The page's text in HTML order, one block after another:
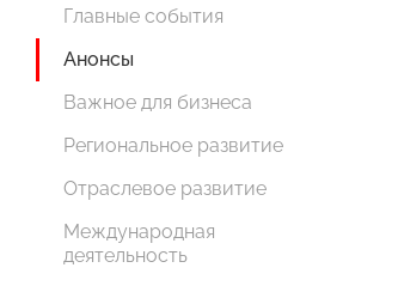
Главные события
Анонсы
Важное для бизнеса
Региональное развитие
Отраслевое развитие
Международная
деятельность